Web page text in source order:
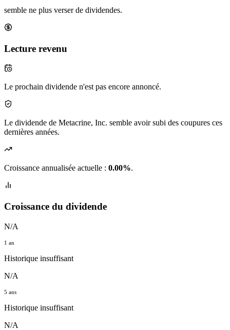
semble ne plus verser de dividendes.
Lecture revenu
Le prochain dividende n'est pas encore annoncé.
Le dividende de Metacrine, Inc. semble avoir subi des coupures ces
dernières années.
Croissance annualisée actuelle : 0.00%.
Croissance du dividende
N/A
1 an
Historique insuffisant
N/A
5 ans
Historique insuffisant
N/A